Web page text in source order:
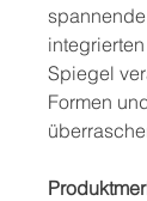
Spiegel
Formen